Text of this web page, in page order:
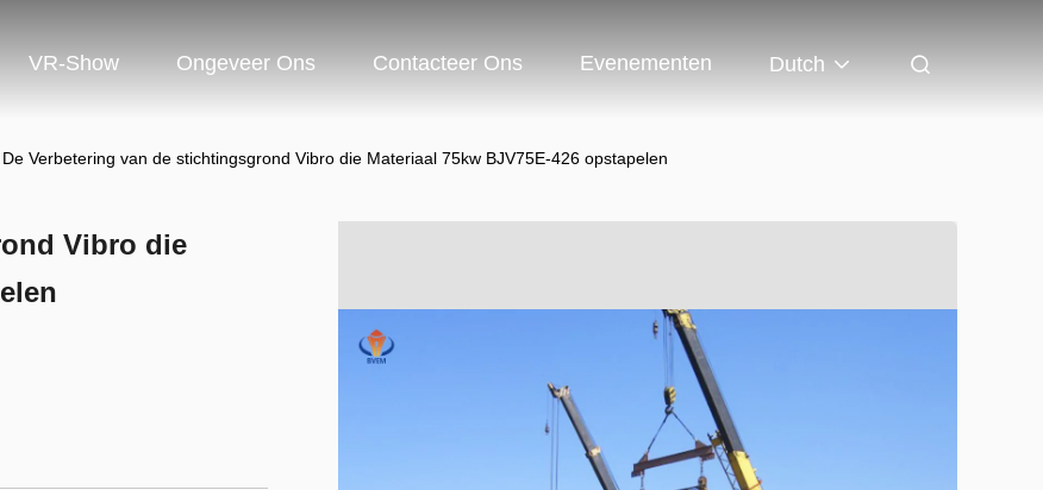
VR-Show Ongeveer Ons Contacteer Ons Evenementen Dutch
De Verbetering van de stichtingsgrond Vibro die Materiaal 75kw BJV75E-426 opstapelen
Vibro die